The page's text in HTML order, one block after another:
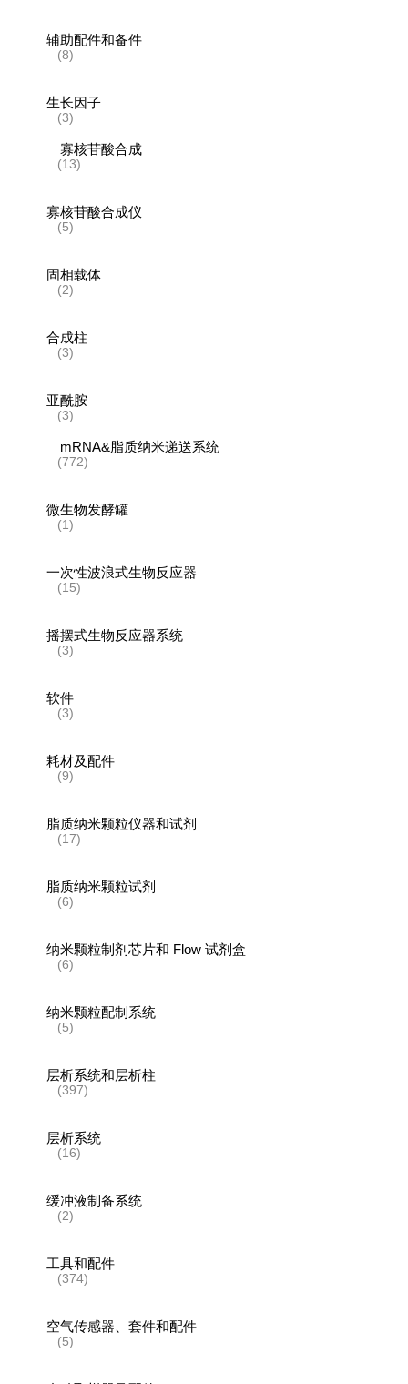
辅助配件和备件
(8)
生长因子
(3)
寡核苷酸合成
(13)
寡核苷酸合成仪
(5)
固相载体
(2)
合成柱
(3)
亚酰胺
(3)
mRNA&脂质纳米递送系统
(772)
微生物发酵罐
(1)
一次性波浪式生物反应器
(15)
摇摆式生物反应器系统
(3)
软件
(3)
耗材及配件
(9)
脂质纳米颗粒仪器和试剂
(17)
脂质纳米颗粒试剂
(6)
纳米颗粒制剂芯片和 Flow 试剂盒
(6)
纳米颗粒配制系统
(5)
层析系统和层析柱
(397)
层析系统
(16)
缓冲液制备系统
(2)
工具和配件
(374)
空气传感器、套件和配件
(5)